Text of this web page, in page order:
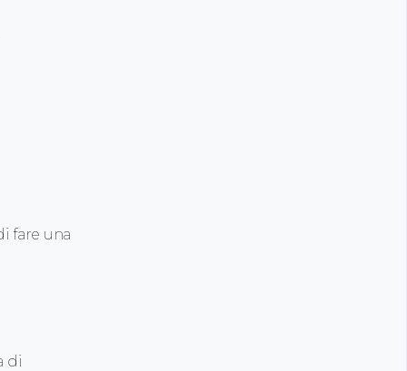
fare una
di